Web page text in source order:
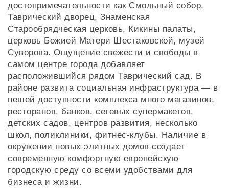
достопримечательности как Смольный собор,
Таврический дворец, Знаменская
Старообрядческая церковь, Кикины палаты,
церковь Божией Матери Шестаковской, музей
Суворова. Ощущение свежести и свободы в
самом центре города добавляет
расположившийся рядом Таврический сад. В
районе развита социальная инфраструктура — в
пешей доступности комплекса много магазинов,
ресторанов, банков, сетевых супермакетов,
детских садов, центров развития, несколько
школ, поликлиники, фитнес-клубы. Наличие в
окружении новых элитных домов создает
современную комфортную европейскую
городскую среду со всеми удобствами для
бизнеса и жизни.